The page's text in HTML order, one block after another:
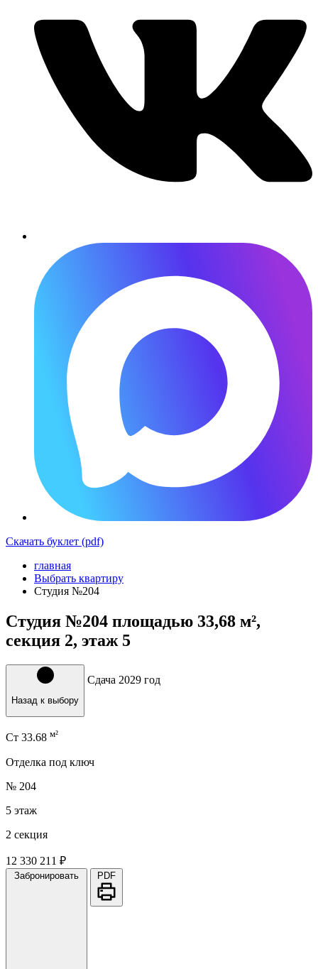
Скачать буклет (pdf)
главная
Выбрать квартиру
Студия №204
Студия №204 площадью 33,68 м²,
секция 2, этаж 5
Назад к выбору
Сдача 2029 год
Ст 33.68 м²
Отделка под ключ
№ 204
5 этаж
2 секция
12 330 211 ₽
Забронировать PDF